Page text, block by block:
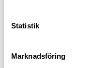
Statistik
Marknadsföring